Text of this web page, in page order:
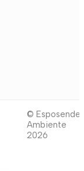
© Esposende
Ambiente
2026